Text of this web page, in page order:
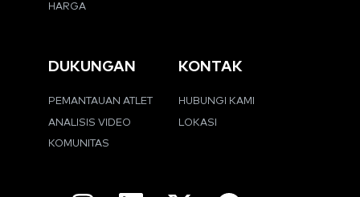
HARGA
DUKUNGAN
PEMANTAUAN ATLET
ANALISIS VIDEO
KOMUNITAS
KONTAK
HUBUNGI KAMI
LOKASI